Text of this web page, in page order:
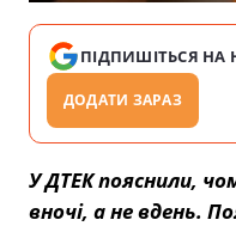
ПІДПИШІТЬСЯ НА
ДОДАТИ ЗАРАЗ
У ДТЕК пояснили,
вночі, а не вдень.